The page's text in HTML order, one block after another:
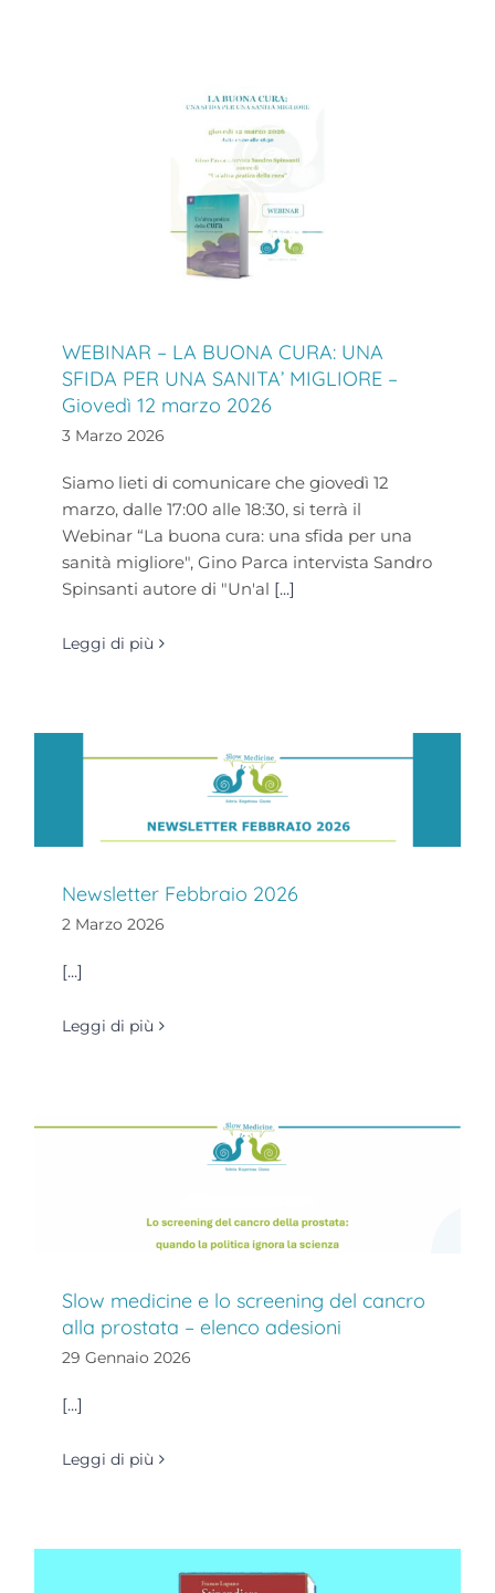
WEBINAR – LA BUONA CURA: UNA
SFIDA PER UNA SANITA’ MIGLIORE –
Giovedì 12 marzo 2026
3 Marzo 2026
Siamo lieti di comunicare che giovedì 12
marzo, dalle 17:00 alle 18:30, si terrà il
Webinar “La buona cura: una sfida per una
sanità migliore", Gino Parca intervista Sandro
Spinsanti autore di "Un'al [...]
Leggi di più
Newsletter Febbraio 2026
2 Marzo 2026
[...]
Leggi di più
Slow medicine e lo screening del cancro
alla prostata – elenco adesioni
29 Gennaio 2026
[...]
Leggi di più